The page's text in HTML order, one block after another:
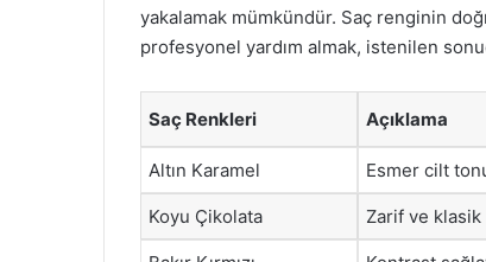
yakalamak mümkündür. Saç renginin
profesyonel yardım almak, istenilen
Saç Renkleri Açıklama
Altın Karamel Esmer cilt
Koyu Çikolata Zarif ve